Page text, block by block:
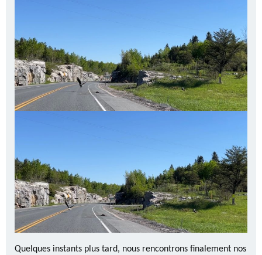
Quelques instants plus tard, nous rencontrons finalement nos